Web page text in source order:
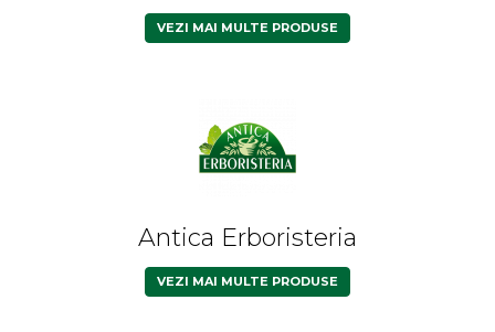
VEZI MAI MULTE PRODUSE
Antica Erboristeria
VEZI MAI MULTE PRODUSE